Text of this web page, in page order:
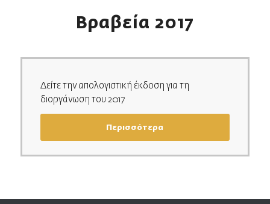
Βραβεία 2017
Δείτε την απολογιστική έκδοση για τη
διοργάνωση του 2017
Περισσότερα